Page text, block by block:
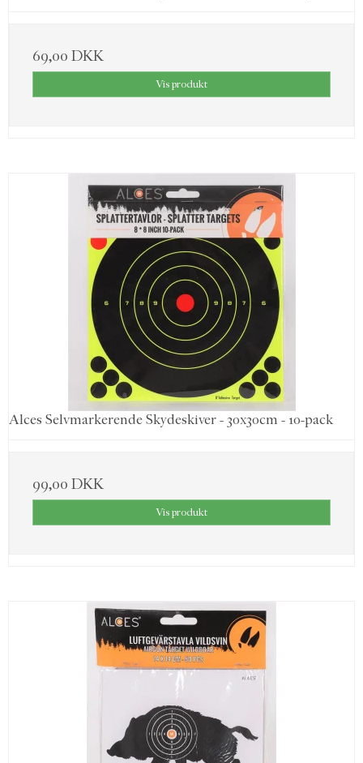
69,00 DKK
Vis produkt
Alces Selvmarkerende Skydeskiver - 30x30cm - 10-pack
99,00 DKK
Vis produkt